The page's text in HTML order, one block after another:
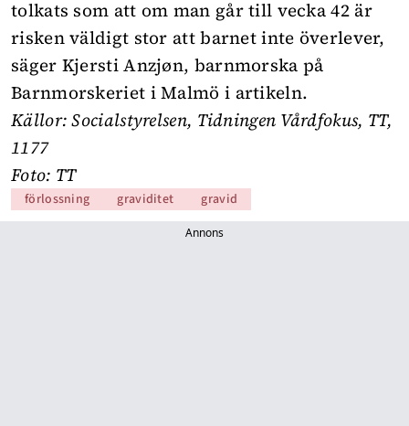
tolkats som att om man går till vecka 42 är
risken väldigt stor att barnet inte överlever,
säger Kjersti Anzjøn, barnmorska på
Barnmorskeriet i Malmö i artikeln.
Källor: Socialstyrelsen, Tidningen Vårdfokus, TT,
1177
Foto: TT
förlossning graviditet gravid
Annons